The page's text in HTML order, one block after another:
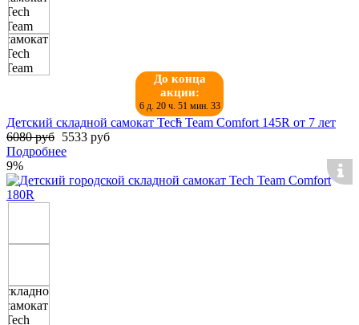
До конца
акции:
6 д. 20 ч. 51 мин. 32
с.
Детский складной самокат Tech Team Comfort 145R от 7 лет
6080 руб 5533 руб
Подробнее
9%